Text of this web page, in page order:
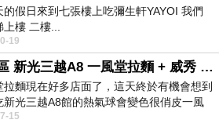
的假日來到七張樓上吃彌生軒YAYOI 我們
樓 二樓...
19
信義區 新光三越A8 一風堂拉麵 + 威秀 魔獸: 崛起
拉麵現在好多店面了，這天終於有機會想到
新光三越A8館的熱氣球會變色很俏皮一風
...
15